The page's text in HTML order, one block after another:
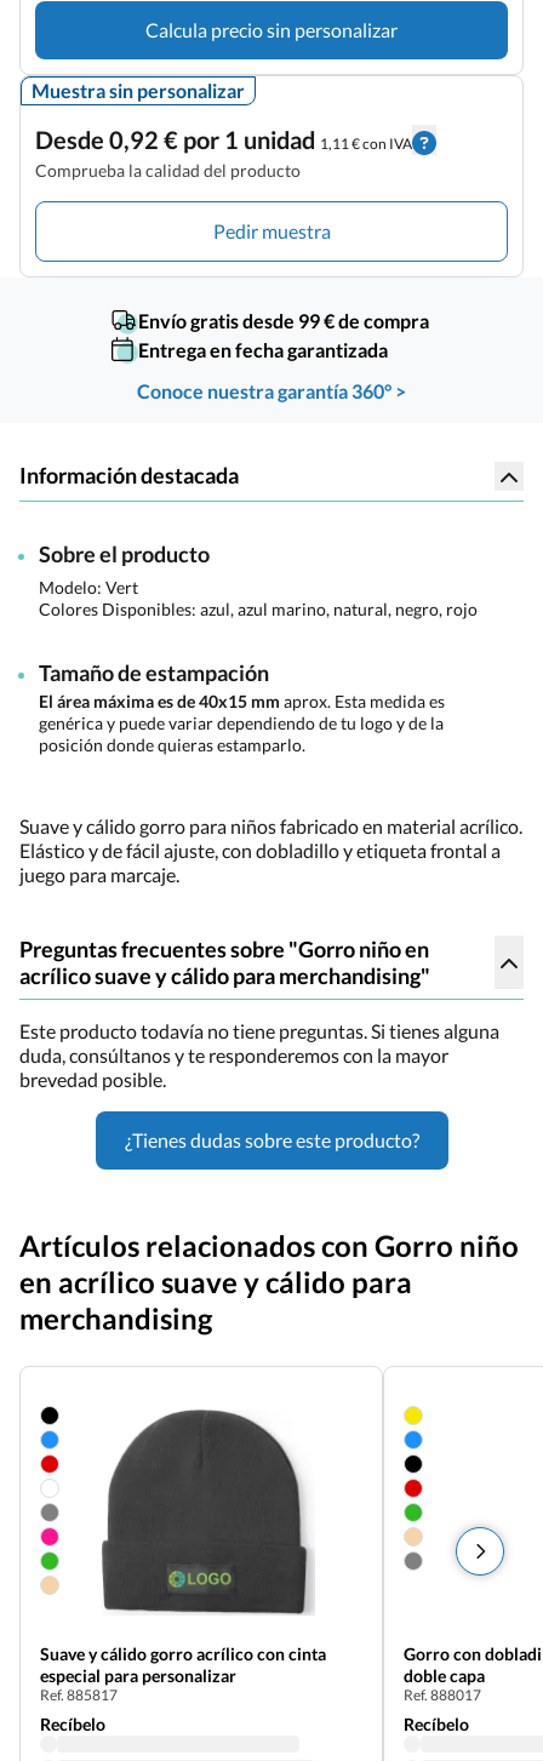
Calcula precio sin personalizar
Muestra sin personalizar
Desde 0,92 € por 1 unidad 1,11 € con IVA
Comprueba la calidad del producto
Pedir muestra
Envío gratis desde 99 € de compra
Entrega en fecha garantizada
Conoce nuestra garantía 360° >
Información destacada
Sobre el producto
Modelo: Vert
Colores Disponibles: azul, azul marino, natural, negro, rojo
Tamaño de estampación
El área máxima es de 40x15 mm aprox. Esta medida es
genérica y puede variar dependiendo de tu logo y de la
posición donde quieras estamparlo.
Suave y cálido gorro para niños fabricado en material acrílico.
Elástico y de fácil ajuste, con dobladillo y etiqueta frontal a
juego para marcaje.
Preguntas frecuentes sobre "Gorro niño en
acrílico suave y cálido para merchandising"
Este producto todavía no tiene preguntas. Si tienes alguna
duda, consúltanos y te responderemos con la mayor
brevedad posible.
¿Tienes dudas sobre este producto?
Artículos relacionados con Gorro niño
en acrílico suave y cálido para
merchandising
Suave y cálido gorro acrílico con cinta
especial para personalizar
Ref. 885817
Recíbelo
Gorro con
doble capa
Ref. 888017
Recíbelo